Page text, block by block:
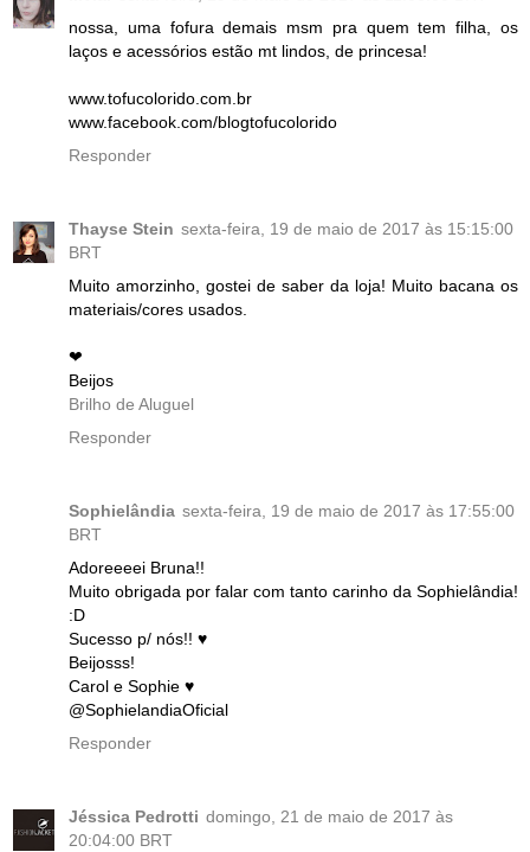
nossa, uma fofura demais msm pra quem tem filha, os
laços e acessórios estão mt lindos, de princesa!
www.tofucolorido.com.br
www.facebook.com/blogtofucolorido
Responder
Thayse Stein sexta-feira, 19 de maio de 2017 às 15:15:00
BRT
Muito amorzinho, gostei de saber da loja! Muito bacana os
materiais/cores usados.
❤
Beijos
Brilho de Aluguel
Responder
Sophielândia sexta-feira, 19 de maio de 2017 às 17:55:00
BRT
Adoreeeei Bruna!!
Muito obrigada por falar com tanto carinho da Sophielândia!
:D
Sucesso p/ nós!! ♥
Beijosss!
Carol e Sophie ♥
@SophielandiaOficial
Responder
Jéssica Pedrotti domingo, 21 de maio de 2017 às
20:04:00 BRT